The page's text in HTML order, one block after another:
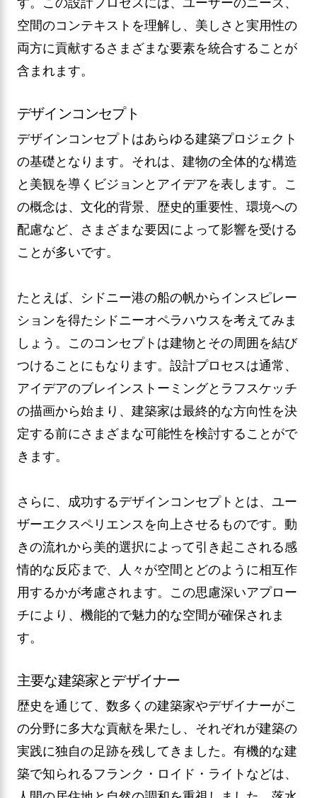
空間のコンテキストを理解し、美しさと実用性の
両方に貢献するさまざまな要素を統合することが
含まれます。
デザインコンセプト
デザインコンセプトはあらゆる建築プロジェクト
の基礎となります。それは、建物の全体的な構造
と美観を導くビジョンとアイデアを表します。こ
の概念は、文化的背景、歴史的重要性、環境への
配慮など、さまざまな要因によって影響を受ける
ことが多いです。
たとえば、シドニー港の船の帆からインスピレー
ションを得たシドニーオペラハウスを考えてみま
しょう。このコンセプトは建物とその周囲を結び
つけることにもなります。設計プロセスは通常、
アイデアのブレインストーミングとラフスケッチ
の描画から始まり、建築家は最終的な方向性を決
定する前にさまざまな可能性を検討することがで
きます。
さらに、成功するデザインコンセプトとは、ユー
ザーエクスペリエンスを向上させるものです。動
きの流れから美的選択によって引き起こされる感
情的な反応まで、人々が空間とどのように相互作
用するかが考慮されます。この思慮深いアプロー
チにより、機能的で魅力的な空間が確保されま
す。
主要な建築家とデザイナー
歴史を通じて、数多くの建築家やデザイナーがこ
の分野に多大な貢献を果たし、それぞれが建築の
実践に独自の足跡を残してきました。有機的な建
築で知られるフランク・ロイド・ライトなどは、